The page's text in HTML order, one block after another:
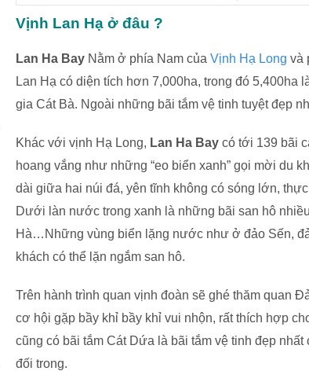
Vịnh Lan Hạ ở đâu ?
Lan Ha Bay Nằm ở phía Nam của Vịnh Hạ Long và
Lan Hạ có diện tích hơn 7,000ha, trong đó 5,400ha
gia Cát Bà. Ngoài những bãi tắm vệ tinh tuyệt đẹp
Khác với vịnh Hạ Long, Lan Ha Bay có tới 139 bãi
hoang vắng như những “eo biển xanh” gọi mời du
dài giữa hai núi đá, yên tĩnh không có sóng lớn,
Dưới làn nước trong xanh là những bãi san hô
Hà…Những vùng biển lặng nước như ở đảo Sến,
khách có thể lặn ngắm san hô.
Trên hành trình quan vịnh đoàn sẽ ghé thăm quan
cơ hội gặp bầy khỉ bầy khỉ vui nhộn, rất thích hợp
cũng có bãi tắm Cát Dứa là bãi tắm vệ tinh đẹp
đối trong.